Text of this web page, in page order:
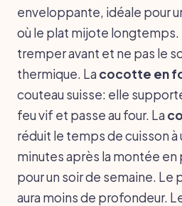
enveloppante, idéale pour
où le plat mijote longtemps.
tremper avant et ne pas le
thermique. La cocotte en
couteau suisse: elle
feu vif et passe au four. La
réduit le temps de cuisson à
minutes après la montée
pour un soir de semaine. Le
aura moins de profondeur.